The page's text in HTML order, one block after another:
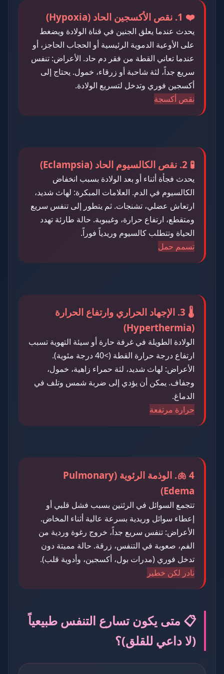
❤️ 1. نقص الأكسجين الحاد (Hypoxia)
يحدث عندما يعلق الجنين في قناة الولادة ويضغط
على الأوعية الدموية الرئيسية أو الحجاب الحاجز، أو
عندما تعاني القطة من فقر دم حاد. الأعراض: تنفس
سريع جداً، لثة شاحبة أو زرقاء، خمول. يحتاج إلى
أكسجين فوري وتدخل لتسريع الولادة.
نقص أكسجة
🧪 2. نقص الكالسيوم الحاد (Eclampsia)
يحدث فجأة أثناء أو بعد الولادة بسبب انخفاض
الكالسيوم في الدم. العلامات المبكرة: لهاث شديد،
ارتعاش عضلي، تشنجات. ثم يتطور إلى تنفس سريع
ومتقطع، ارتفاع حرارة، وغيبوبة. حالة طارئة تهدد
الحياة وتتطلب كالسيوم وريدياً فوراً.
تسمم حمل
🌡️ 3. الإجهاد الحراري وارتفاع الحرارة
(Hyperthermia)
الولادة الطويلة في غرفة حارة أو سيئة التهوية تسبب
ارتفاع درجة حرارة القطة (>40 درجة مئوية).
الأعراض: لهاث شديد، لثة حمراء زاهية، خمول،
وجفاف. يمكن أن يؤدي إلى ضربة شمس وتلف في
الدماغ.
حرارة مرتفعة
🫁 4. الوذمة الرئوية (Pulmonary
Edema)
تتجمع السوائل في الرئتين بسبب فشل قلبي أو
إعطاء سوائل وريدية بسرعة عالية أثناء المخاض.
الأعراض: تنفس سريع جداً، خروج رغوة وردية من
الفم، صعوبة في التنفس، زرقة. حالة مميتة دون
تدخل فوري (مدرات بول، أكسجين، وأدوية قلب).
نادر لكن خطير
📋 متى يكون تسارع التنفس طبيعياً
(لا داعي للقلق)؟